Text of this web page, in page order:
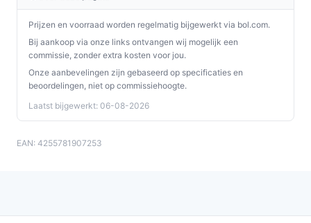
Prijzen en voorraad worden regelmatig bijgewerkt via bol.com.
Bij aankoop via onze links ontvangen wij mogelijk een
commissie, zonder extra kosten voor jou.
Onze aanbevelingen zijn gebaseerd op specificaties en
beoordelingen, niet op commissiehoogte.
Laatst bijgewerkt: 06-08-2026
EAN: 4255781907253